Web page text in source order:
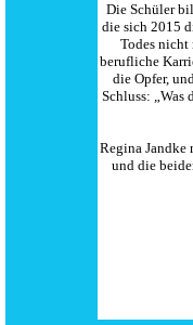
Die Schüler
die sich 2015
Todes nicht
berufliche
die Opfer,
Schluss: „Was
Regina Jandke
und die